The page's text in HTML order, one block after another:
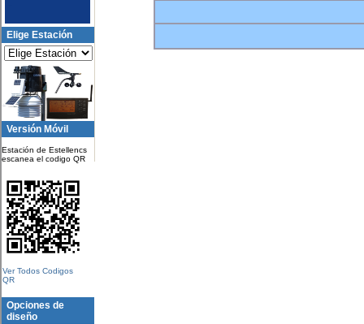
Elige Estación
Versión Móvil
Estación de Estellencs
escanea el codigo QR
Ver Todos Codigos
QR
Opciones de
diseño